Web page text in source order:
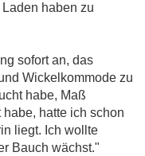
haben zu
sofort an, das
Wickelkommode zu
habe, Maß
hatte ich schon
liegt. Ich wollte
Bauch wächst."